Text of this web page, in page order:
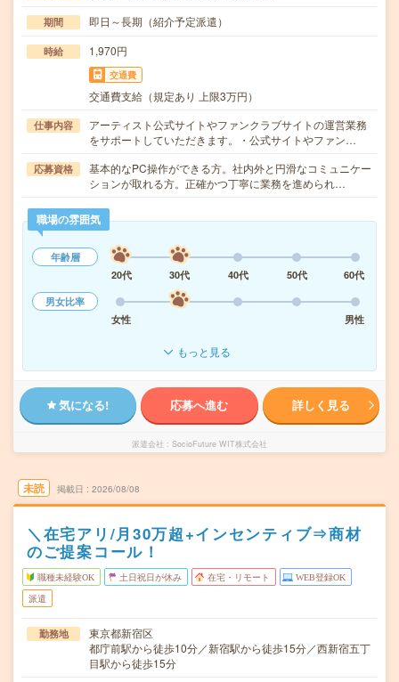
期間 即日～長期（紹介予定派遣）
時給 1,970円
交通費
交通費支給（規定あり 上限3万円）
仕事内容
アーティスト公式サイトやファンクラブサイトの運営業務
をサポートしていただきます。・公式サイトやファン…
応募資格
基本的なPC操作ができる方。社内外と円滑なコミュニケー
ションが取れる方。正確かつ丁寧に業務を進められ…
職場の雰囲気
年齢層
20代
30代 40代 50代
60代
男女比率
女性
男性
もっと見る
気になる! 応募へ進む 詳しく見る
派遣会社 SocioFuture WIT株式会社
未読 掲載日 2026/08/08
＼在宅アリ/月30万超+インセンティブ⇒商材
のご提案コール！
職種未経験OK 土日祝日が休み 在宅・リモート WEB登録OK
派遣
勤務地
東京都新宿区
都庁前駅から徒歩10分／新宿駅から徒歩15分／西新宿五丁
目駅から徒歩15分